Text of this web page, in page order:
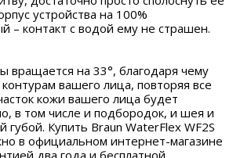
устройства на 100%
– контакт с водой ему не страшен.
вращается на 33°, благодаря чему
вашего лица, повторяя все
кожи вашего лица будет
в том числе и подбородок, и шея и
губой. Купить Braun WaterFlex WF2S
в официальном интернет-магазине
два года и бесплатной